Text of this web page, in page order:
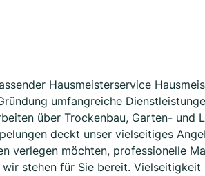
Hausmeisterservice
umfangreiche
über Trockenbau, Garten- und
deckt unser vielseitiges
verlegen möchten, professionelle
wir stehen für Sie bereit.